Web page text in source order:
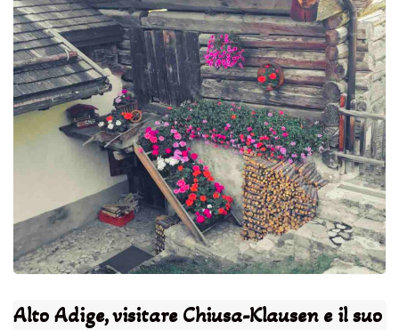
Alto Adige, visitare Chiusa-Klausen e il suo